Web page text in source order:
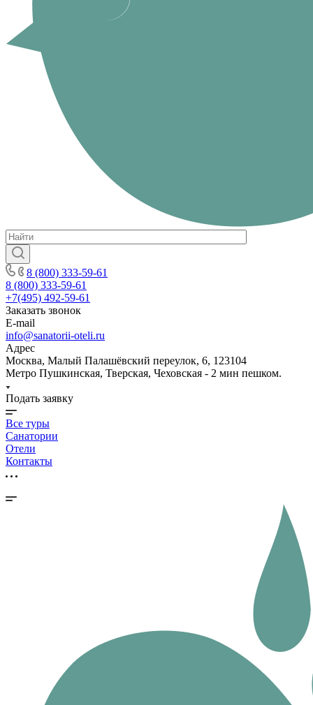
8 (800) 333-59-61
8 (800) 333-59-61
+7(495) 492-59-61
Заказать звонок
E-mail
info@sanatorii-oteli.ru
Адрес
Москва, Малый Палашёвский переулок, 6, 123104
Метро Пушкинская, Тверская, Чеховская - 2 мин пешком.
Подать заявку
Все туры
Санатории
Отели
Контакты